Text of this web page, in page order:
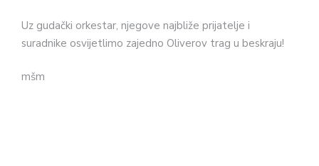
Uz gudački orkestar, njegove najbliže prijatelje i
suradnike osvijetlimo zajedno Oliverov trag u beskraju!
mšm